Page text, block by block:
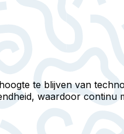
te blijven van
waardoor continu